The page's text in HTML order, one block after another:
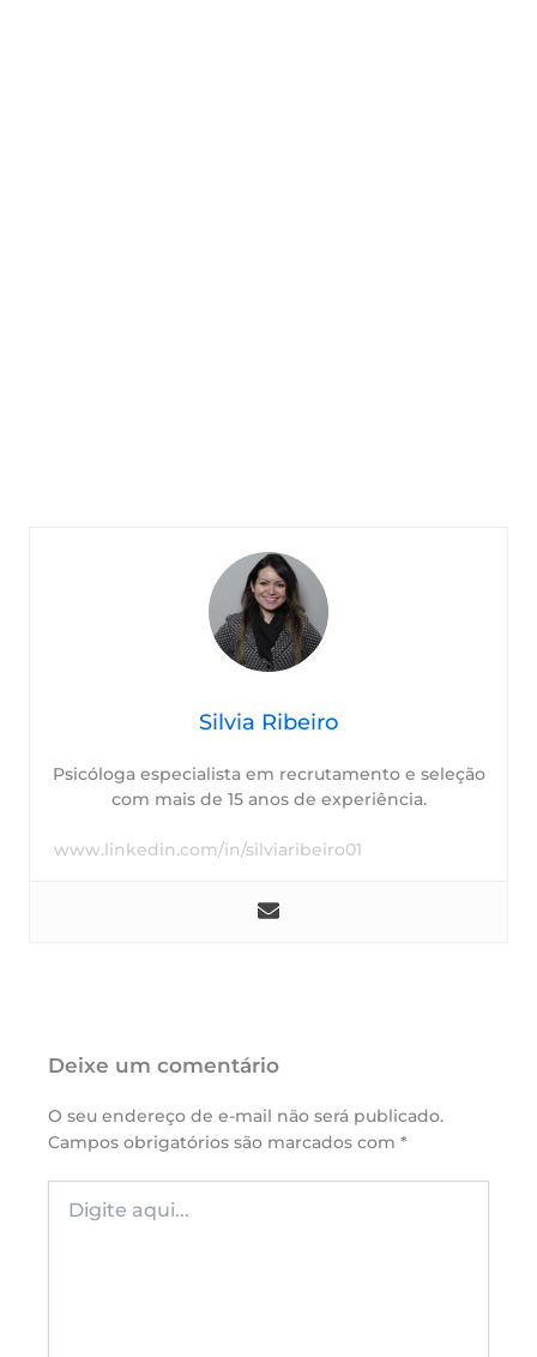
Silvia Ribeiro
Psicóloga especialista em recrutamento e seleção
com mais de 15 anos de experiência.
www.linkedin.com/in/silviaribeiro01
Deixe um comentário
O seu endereço de e-mail não será publicado.
Campos obrigatórios são marcados com*
aqui...